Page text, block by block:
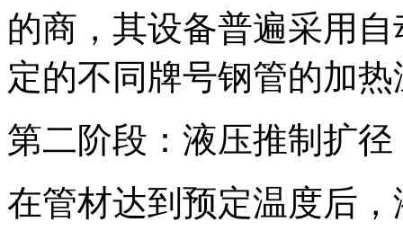
的商，其设备普遍采用
定的不同牌号钢管的加
第二阶段：液压推制扩径
在管材达到预定温度后